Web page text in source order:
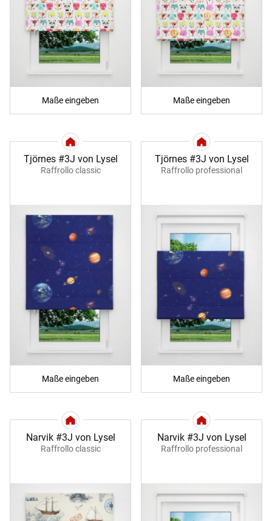
Maße eingeben Maße eingeben
Tjörnes #3J von Lysel
Raffrollo classic
Maße eingeben
Tjörnes #3J von Lysel
Raffrollo professional
Maße eingeben
Narvik #3J von Lysel
Raffrollo classic
Narvik #3J von Lysel
Raffrollo professional